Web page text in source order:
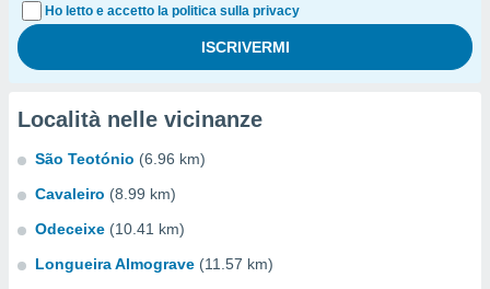
Ho letto e accetto la politica sulla privacy
Località nelle vicinanze
São Teotónio (6.96 km)
Cavaleiro (8.99 km)
Odeceixe (10.41 km)
Longueira Almograve (11.57 km)